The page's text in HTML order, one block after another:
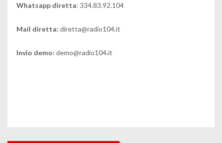
Whatsapp diretta: 334.83.92.104
Mail diretta: diretta@radio104.it
Invio demo: demo@radio104.it